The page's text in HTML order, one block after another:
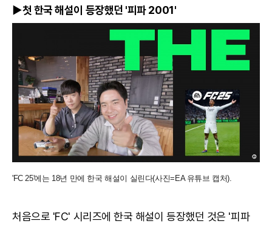
▶첫 한국 해설이 등장했던 '피파 2001'
'FC 25'에는 18년 만에 한국 해설이 실린다(사진=EA 유튜브 캡처).
처음으로 'FC' 시리즈에 한국 해설이 등장했던 것은 '피파